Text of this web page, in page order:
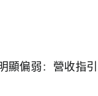
顯偏弱：營收指引